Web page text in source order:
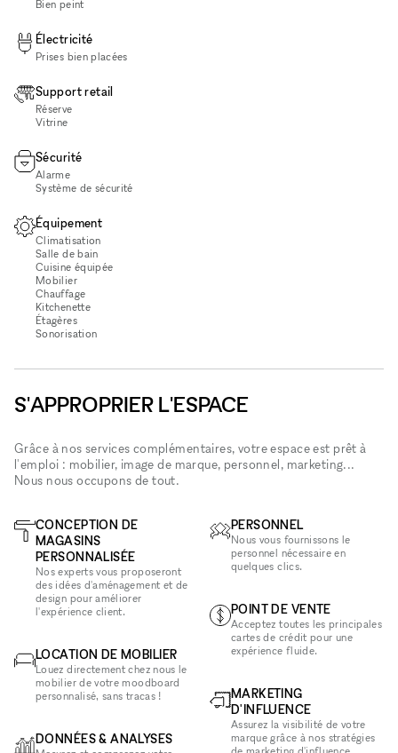
Bien peint
Électricité
Prises bien placées
Support retail
Réserve
Vitrine
Sécurité
Alarme
Système de sécurité
Équipement
Climatisation
Salle de bain
Cuisine équipée
Mobilier
Chauffage
Kitchenette
Étagères
Sonorisation
S'APPROPRIER L'ESPACE
Grâce à nos services complémentaires, votre espace est prêt à
l'emploi : mobilier, image de marque, personnel, marketing...
Nous nous occupons de tout.
CONCEPTION DE
MAGASINS
PERSONNALISÉE
Nos experts vous proposeront
des idées d'aménagement et de
design pour améliorer
l'expérience client.
LOCATION DE MOBILIER
Louez directement chez nous le
mobilier de votre moodboard
personnalisé, sans tracas !
DONNÉES & ANALYSES
PERSONNEL
Nous vous fournissons le
personnel nécessaire en
quelques clics.
POINT DE VENTE
Acceptez toutes les principales
cartes de crédit pour une
expérience fluide.
MARKETING
D'INFLUENCE
Assurez la visibilité de votre
marque grâce à nos stratégies